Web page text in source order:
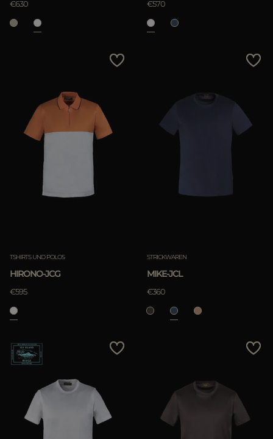
€630 €570
TSHIRTS UND POLOS
HIRONO-JCG
€595
STRICKWAREN
MIKE-JCL
€360